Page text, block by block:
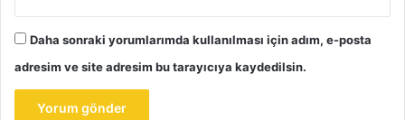
Daha sonraki yorumlarımda kullanılması için adım, e-posta
adresim ve site adresim bu tarayıcıya kaydedilsin.